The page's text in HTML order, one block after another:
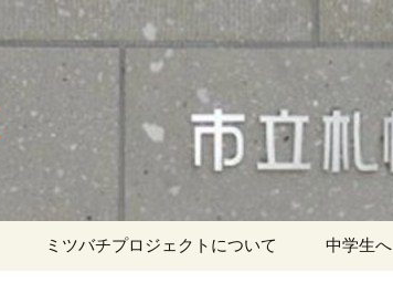
ミツバチプロジェクトについて 中学生へ